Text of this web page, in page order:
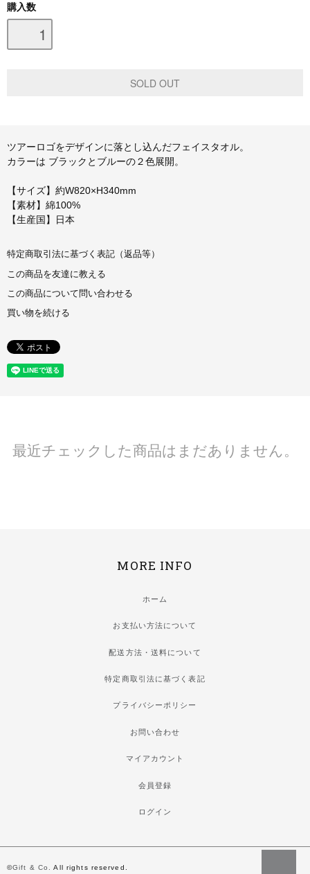
購入数
ツアーロゴをデザインに落とし込んだフェイスタオル。
カラーは ブラックとブルーの２色展開。
【サイズ】約W820×H340mm
【素材】綿100%
【生産国】日本
特定商取引法に基づく表記（返品等）
この商品を友達に教える
この商品について問い合わせる
買い物を続ける
最近チェックした商品はまだありません。
MORE INFO
ホーム
お支払い方法について
配送方法・送料について
特定商取引法に基づく表記
プライバシーポリシー
お問い合わせ
マイアカウント
会員登録
ログイン
©Gift & Co. All rights reserved.